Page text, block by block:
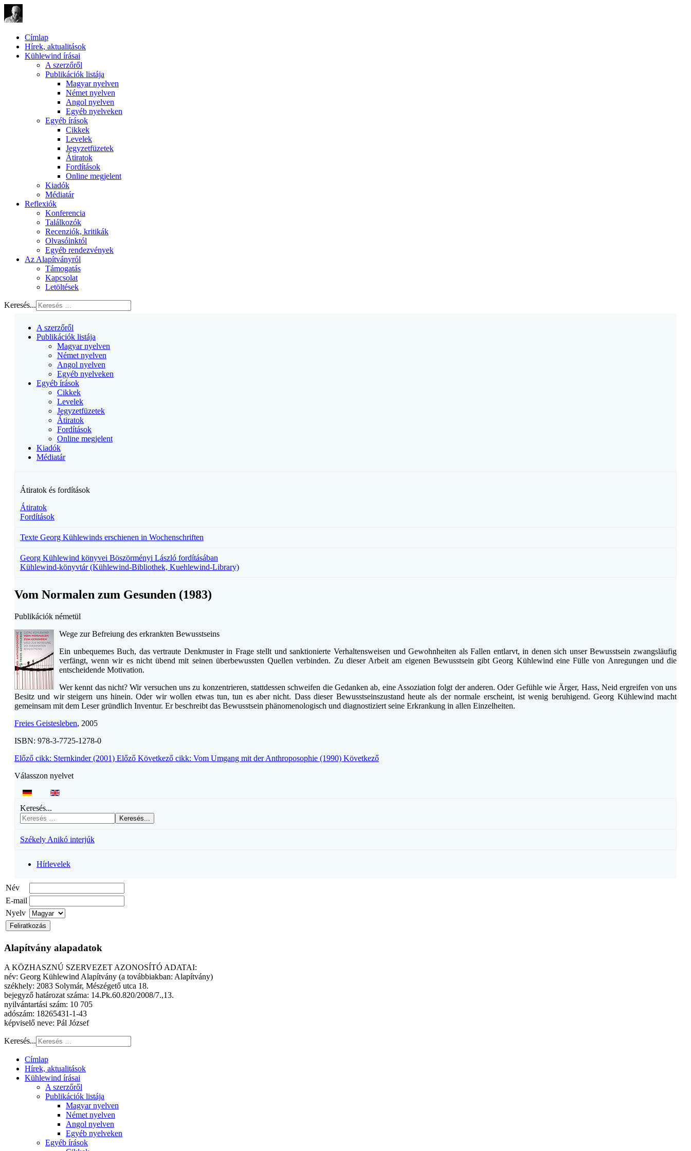
Címlap
Hírek, aktualitások
Kühlewind írásai
A szerzőről
Publikációk listája
Magyar nyelven
Német nyelven
Angol nyelven
Egyéb nyelveken
Egyéb írások
Cikkek
Levelek
Jegyzetfüzetek
Átiratok
Fordítások
Online megjelent
Kiadók
Médiatár
Reflexiók
Konferencia
Találkozók
Recenziók, kritikák
Olvasóinktól
Egyéb rendezvények
Az Alapítványról
Támogatás
Kapcsolat
Letöltések
Keresés...
A szerzőről
Publikációk listája
Magyar nyelven
Német nyelven
Angol nyelven
Egyéb nyelveken
Egyéb írások
Cikkek
Levelek
Jegyzetfüzetek
Átiratok
Fordítások
Online megjelent
Kiadók
Médiatár
Átiratok és fordítások
Átiratok
Fordítások
Texte Georg Kühlewinds erschienen in Wochenschriften
Georg Kühlewind könyvei Böszörményi László fordításában
Kühlewind-könyvtár (Kühlewind-Bibliothek, Kuehlewind-Library)
Vom Normalen zum Gesunden (1983)
Publikációk németül
Wege zur Befreiung des erkrankten Bewusstseins
Ein unbequemes Buch, das vertraute Denkmuster in Frage stellt und sanktionierte Verhaltensweisen und Gewohnheiten als Fallen entlarvt, in denen sich unser Bewusstsein zwangsläufig
verfängt, wenn wir es nicht übend mit seinen überbewussten Quellen verbinden. Zu dieser Arbeit am eigenen Bewusstsein gibt Georg Kühlewind eine Fülle von Anregungen und die
entscheidende Motivation.
Wer kennt das nicht? Wir versuchen uns zu konzentrieren, stattdessen schweifen die Gedanken ab, eine Assoziation folgt der anderen. Oder Gefühle wie Ärger, Hass, Neid ergreifen von uns
Besitz und wir steigern uns hinein. Oder wir wollen etwas tun, tun es aber nicht. Dass dieser Bewusstseinszustand heute als der normale erscheint, ist wenig beruhigend. Georg Kühlewind macht
gemeinsam mit dem Leser gründlich Inventur. Er beschreibt das Bewusstsein phänomenologisch und diagnostiziert seine Erkrankung in allen Einzelheiten.
Freies Geistesleben, 2005
ISBN: 978-3-7725-1278-0
Előző cikk: Sternkinder (2001) Előző Következő cikk: Vom Umgang mit der Anthroposophie (1990) Következő
Válasszon nyelvet
Keresés...
Keresés...
Székely Anikó interjúk
Hírlevelek
Név
E-mail
Nyelv
Alapítvány alapadatok
A KÖZHASZNÚ SZERVEZET AZONOSÍTÓ ADATAI:
név: Georg Kühlewind Alapítvány (a továbbiakban: Alapítvány)
székhely: 2083 Solymár, Mészégető utca 18.
bejegyző határozat száma: 14.Pk.60.820/2008/7.,13.
nyilvántartási szám: 10 705
adószám: 18265431-1-43
képviselő neve: Pál József
Keresés...
Címlap
Hírek, aktualitások
Kühlewind írásai
A szerzőről
Publikációk listája
Magyar nyelven
Német nyelven
Angol nyelven
Egyéb nyelveken
Egyéb írások